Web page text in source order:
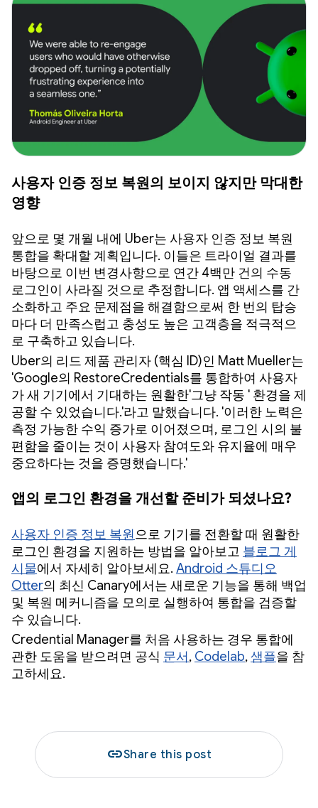
사용자 인증 정보 복원의 보이지 않지만 막대한
영향
앞으로 몇 개월 내에 Uber는 사용자 인증 정보 복원
통합을 확대할 계획입니다. 이들은 트라이얼 결과를
바탕으로 이번 변경사항으로 연간 4백만 건의 수동
로그인이 사라질 것으로 추정합니다. 앱 액세스를 간
소화하고 주요 문제점을 해결함으로써 한 번의 탑승
마다 더 만족스럽고 충성도 높은 고객층을 적극적으
로 구축하고 있습니다.
Uber의 리드 제품 관리자 (핵심 ID)인 Matt Mueller는
'Google의 RestoreCredentials를 통합하여 사용자
가 새 기기에서 기대하는 원활한'그냥 작동 ' 환경을 제
공할 수 있었습니다.'라고 말했습니다. '이러한 노력은
측정 가능한 수익 증가로 이어졌으며, 로그인 시의 불
편함을 줄이는 것이 사용자 참여도와 유지율에 매우
중요하다는 것을 증명했습니다.'
앱의 로그인 환경을 개선할 준비가 되셨나요?
사용자 인증 정보 복원으로 기기를 전환할 때 원활한
로그인 환경을 지원하는 방법을 알아보고 블로그 게
시물에서 자세히 알아보세요. Android 스튜디오
Otter의 최신 Canary에서는 새로운 기능을 통해 백업
및 복원 메커니즘을 모의로 실행하여 통합을 검증할
수 있습니다.
Credential Manager를 처음 사용하는 경우 통합에
관한 도움을 받으려면 공식 문서, Codelab,샘플을 참
고하세요.
linkShare this post